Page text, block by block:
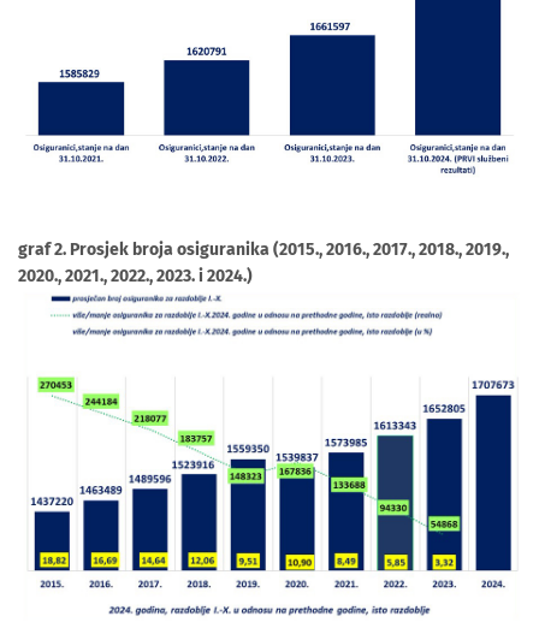
graf 2. Prosjek broja osiguranika (2015., 2016., 2017., 2018., 2019.,
2020., 2021., 2022., 2023. i 2024.)